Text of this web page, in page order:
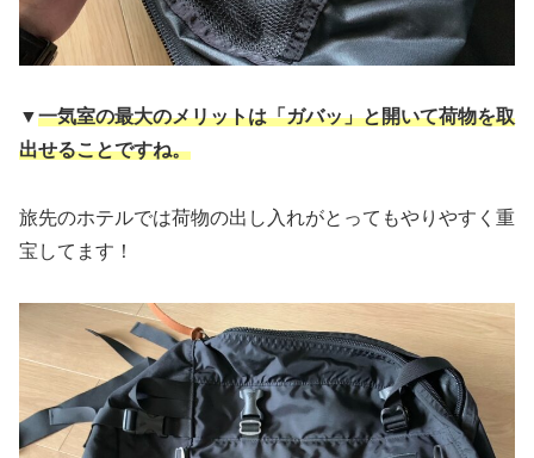
▼一気室の最大のメリットは「ガバッ」と開いて荷物を取
出せることですね。
旅先のホテルでは荷物の出し入れがとってもやりやすく重
宝してます！